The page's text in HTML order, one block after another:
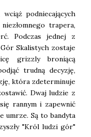
podniecających
trapera,
Podczas jednej z
Skalistych zostaje
grizzly broniącą
trudną decyzję,
która zdeterminuje
Dwaj ludzie z
rannym i zapewnić
umrze. Są to bandyta
"Król ludzi gór"